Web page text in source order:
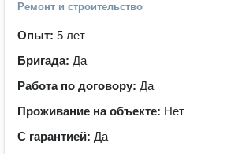
Ремонт и строительство
Опыт: 5 лет
Бригада: Да
Работа по договору: Да
Проживание на объекте: Нет
С гарантией: Да